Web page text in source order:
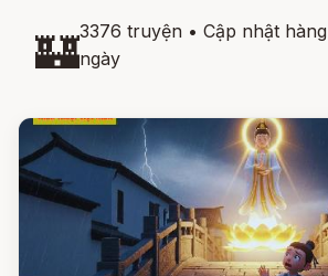
🏰3376 truyện • Cập nhật hàng
ngày